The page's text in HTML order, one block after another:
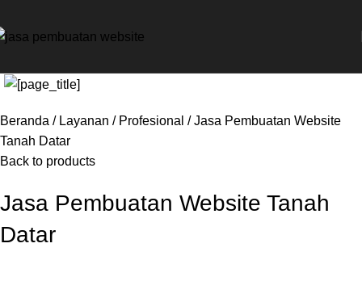
Beranda Layanan Profesional
Jasa Pembuatan Website
Tanah Datar
Back to products
Jasa Pembuatan Website Tanah
Datar